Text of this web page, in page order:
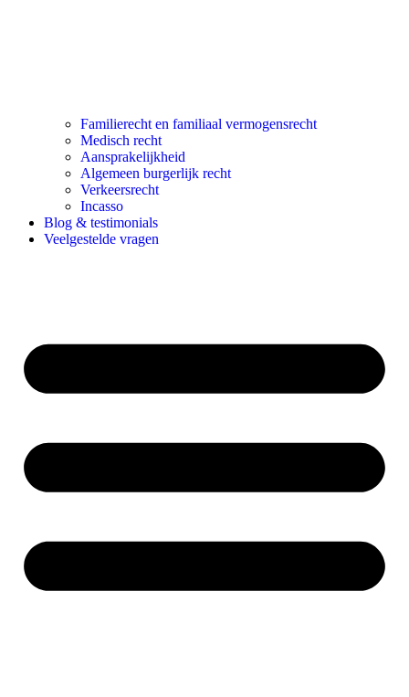
Familierecht en familiaal vermogensrecht
Medisch recht
Aansprakelijkheid
Algemeen burgerlijk recht
Verkeersrecht
Incasso
Blog & testimonials
Veelgestelde vragen